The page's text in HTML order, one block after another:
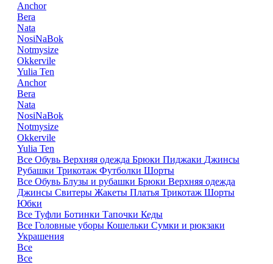
Anchor
Bera
Nata
NosiNaBok
Notmysize
Okkervile
Yulia Ten
Anchor
Bera
Nata
NosiNaBok
Notmysize
Okkervile
Yulia Ten
Все Обувь Верхняя одежда Брюки Пиджаки Джинсы
Рубашки Трикотаж Футболки Шорты
Все Обувь Блузы и рубашки Брюки Верхняя одежда
Джинсы Свитеры Жакеты Платья Трикотаж Шорты
Юбки
Все Туфли Ботинки Тапочки Кеды
Все Головные уборы Кошельки Сумки и рюкзаки
Украшения
Все
Все